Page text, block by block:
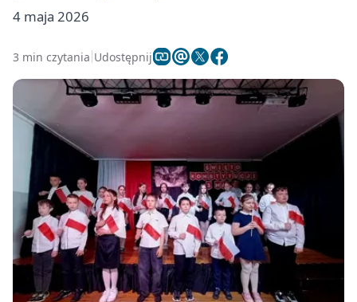
4 maja 2026
3 min czytania Udostępnij